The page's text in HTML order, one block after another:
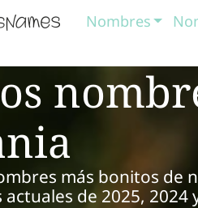
Nombres
más bonitos de
de 2025, 2024